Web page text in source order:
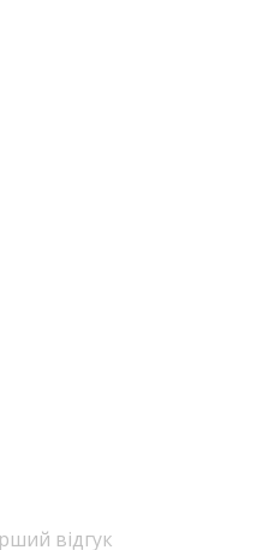
відгук